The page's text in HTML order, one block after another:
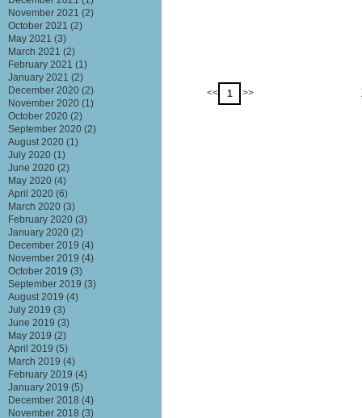
<< 1 >>
November 2021 (2)
October 2021 (2)
May 2021 (3)
March 2021 (2)
February 2021 (1)
January 2021 (2)
December 2020 (2)
November 2020 (1)
October 2020 (2)
September 2020 (2)
August 2020 (1)
July 2020 (1)
June 2020 (2)
May 2020 (4)
April 2020 (6)
March 2020 (3)
February 2020 (3)
January 2020 (2)
December 2019 (4)
November 2019 (4)
October 2019 (3)
September 2019 (3)
August 2019 (4)
July 2019 (3)
June 2019 (3)
May 2019 (2)
April 2019 (5)
March 2019 (4)
February 2019 (4)
January 2019 (5)
December 2018 (4)
November 2018 (3)